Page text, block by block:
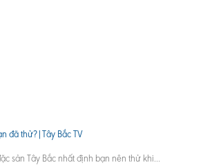
đã thử?|Tây Bắc TV
sản Tây Bắc nhất định bạn nên thử khi...